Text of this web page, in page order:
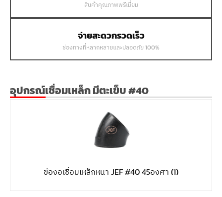
สินค้าคุณภาพพรีเมี่ยม
จ่ายสะดวกรวดเร็ว
ช่องทางที่หลากหลายและปลอดภัย 100%
อุปกรณ์เชื่อมเหล็ก มีตะเข็บ #40
ข้องอเชื่อมเหล็กหนา JEF #40 45องศา (1)